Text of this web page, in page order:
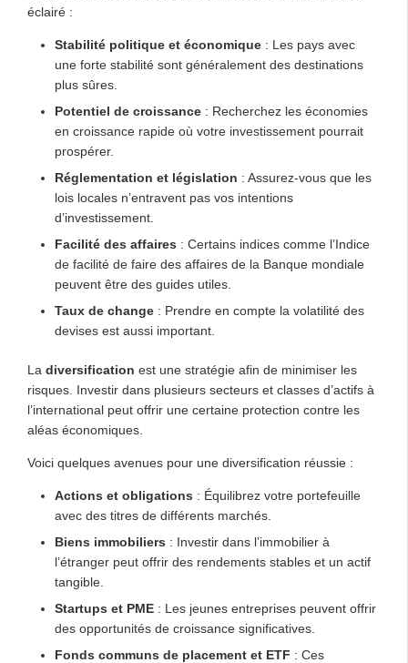
éclairé :
Stabilité politique et économique : Les pays avec
une forte stabilité sont généralement des destinations
plus sûres.
Potentiel de croissance : Recherchez les économies
en croissance rapide où votre investissement pourrait
prospérer.
Réglementation et législation : Assurez-vous que les
lois locales n’entravent pas vos intentions
d’investissement.
Facilité des affaires : Certains indices comme l’Indice
de facilité de faire des affaires de la Banque mondiale
peuvent être des guides utiles.
Taux de change : Prendre en compte la volatilité des
devises est aussi important.
La diversification est une stratégie afin de minimiser les
risques. Investir dans plusieurs secteurs et classes d’actifs à
l’international peut offrir une certaine protection contre les
aléas économiques.
Voici quelques avenues pour une diversification réussie :
Actions et obligations : Équilibrez votre portefeuille
avec des titres de différents marchés.
Biens immobiliers : Investir dans l’immobilier à
l’étranger peut offrir des rendements stables et un actif
tangible.
Startups et PME : Les jeunes entreprises peuvent offrir
des opportunités de croissance significatives.
Fonds communs de placement et ETF : Ces